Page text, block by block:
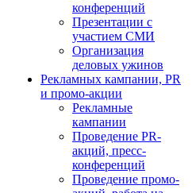
конференций
Презентации с
участием СМИ
Организация
деловых ужинов
Рекламных кампании, PR
и промо-акции
Рекламные
кампании
Проведение PR-
акций, пресс-
конференций
Проведение промо-